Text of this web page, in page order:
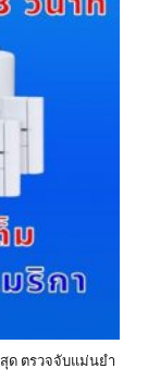
ด ตรวจจับแม่นยำ